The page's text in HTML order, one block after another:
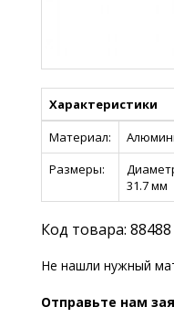
Характеристики
Материал:
Размеры:
31.7 мм
Код товара: 88488
Не нашли нужный
Отправьте нам